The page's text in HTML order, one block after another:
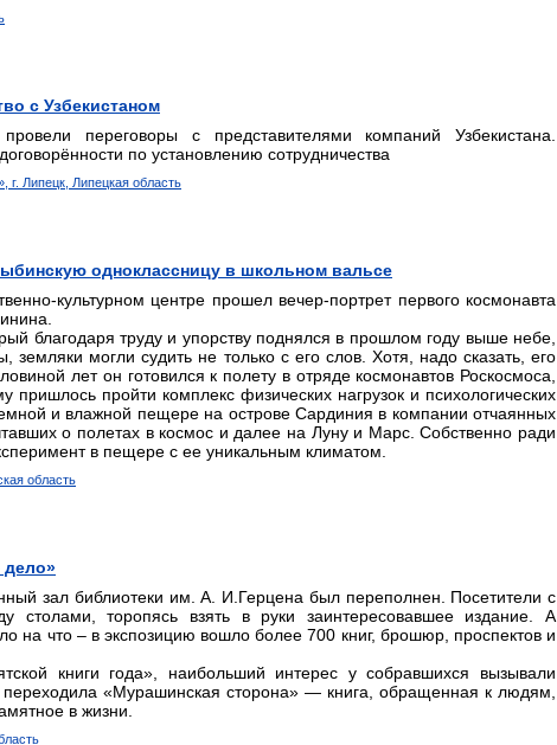
с Узбекистаном
переговоры с представителями компаний Узбекистана.
по установлению сотрудничества
г. Липецк, Липецкая область
одноклассницу в школьном вальсе
культурном центре прошел вечер-портрет первого космонавта
благодаря труду и упорству поднялся в прошлом году выше небе,
земляки могли судить не только с его слов. Хотя, надо сказать, его
лет он готовился к полету в отряде космонавтов Роскосмоса,
пройти комплекс физических нагрузок и психологических
и влажной пещере на острове Сардиния в компании отчаянных
о полетах в космос и далее на Луну и Марс. Собственно ради
в пещере с ее уникальным климатом.
область
дело»
зал библиотеки им. А. И.Герцена был переполнен. Посетители с
столами, торопясь взять в руки заинтересовавшее издание. А
на что – в экспозицию вошло более 700 книг, брошюр, проспектов и
книги года», наибольший интерес у собравшихся вызывали
переходила «Мурашинская сторона» — книга, обращенная к людям,
в жизни.